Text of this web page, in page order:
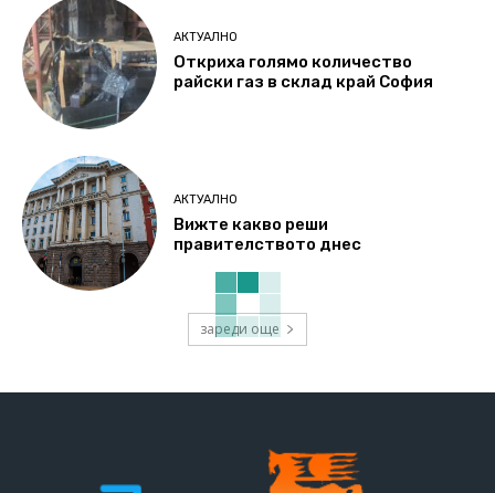
АКТУАЛНО
Откриха голямо количество
райски газ в склад край София
АКТУАЛНО
Вижте какво реши
правителството днес
зареди още